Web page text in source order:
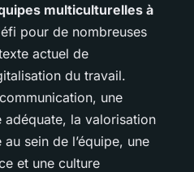
multiculturelles à
pour de nombreuses
actuel de
du travail.
une
la valorisation
sein de l’équipe, une
et une culture